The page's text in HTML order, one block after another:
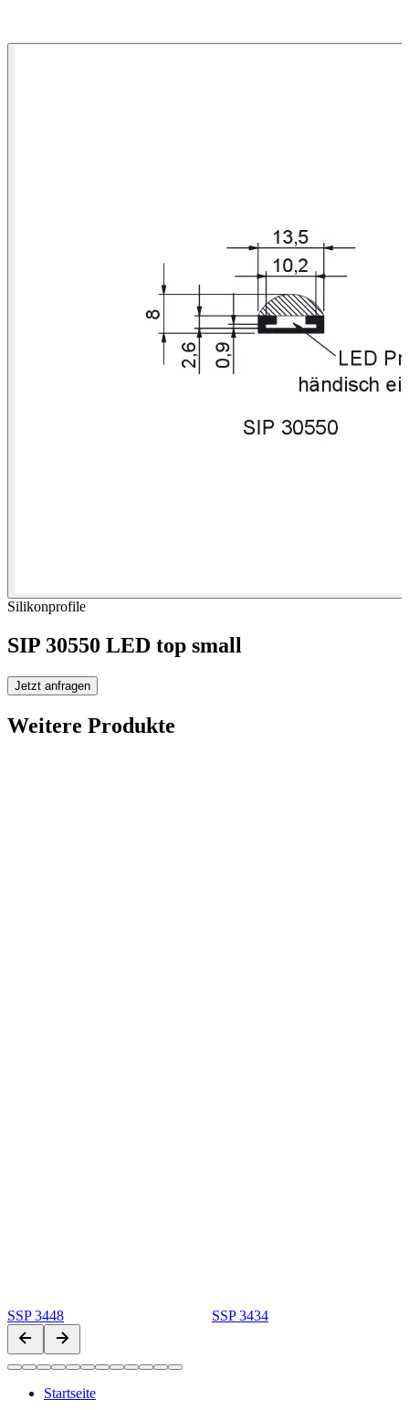
Silikonprofile
SIP 30550 LED top small
Jetzt anfragen
Weitere Produkte
SSP 3448 SSP 3434
Startseite